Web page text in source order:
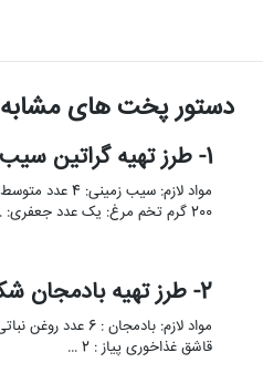
دستور پخت های مشابه
1- طرز تهیه گراتین سیب زمینی
200 گرم تخم مرغ: یک عدد جعفری: …
2- طرز تهیه بادمجان شکم پر ترکی کارنیاریک
قاشق غذاخوری پیاز : 2 …